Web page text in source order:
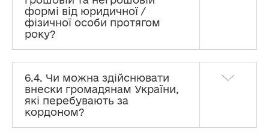
формі від юридичної /
фізичної особи протягом
року?
6.4. Чи можна здійснювати
внески громадянам України,
які перебувають за
кордоном?